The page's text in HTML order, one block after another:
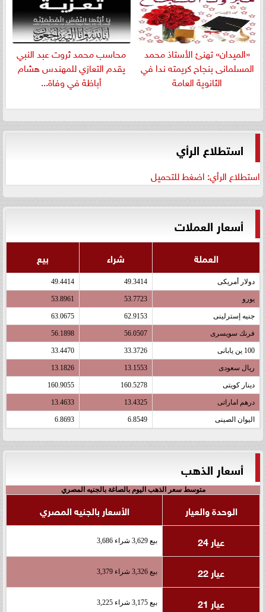
«الميدان» تهنئ الأستاذ محمد
المسلمانى بنجاح كريمته ندا في
الثانوية العامة
​محاسب محمد ثروت عبد النبي
يقدم التعازي للمهندس هشام
أباظة في وفاة...
استطلاع الرأي
استطلاع الرأي: اضغط للتحميل
أسعار العملات
العملة شراء بيع
دولار أمريكى 49.3414
49.4414
يورو 53.7723
53.8961
جنيه إسترلينى 62.9153
63.0675
فرنك سويسرى 56.0507
56.1898
100 ين يابانى 33.3726
33.4470
ريال سعودى 13.1553
13.1826
دينار كويتى 160.5278
160.9055
درهم اماراتى 13.4325
13.4633
اليوان الصينى 6.8549
6.8693
أسعار الذهب
متوسط سعر الذهب اليوم بالصاغة بالجنيه المصري
الوحدة والعيار
الأسعار بالجنيه المصري
عيار 24
بيع 3,629 شراء 3,686
عيار 22 بيع 3,326 شراء 3,379
عيار 21 بيع 3,175 شراء 3,225